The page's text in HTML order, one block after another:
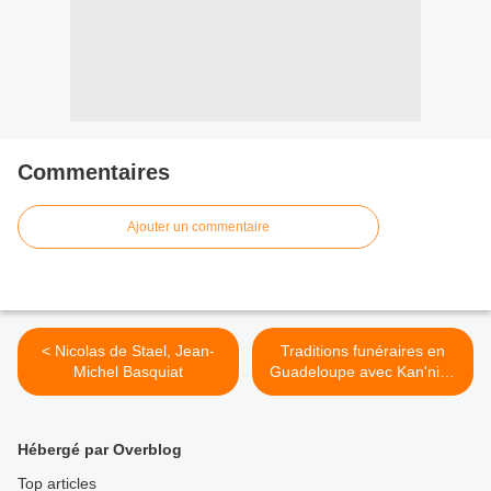
Commentaires
Ajouter un commentaire
< Nicolas de Stael, Jean-
Michel Basquiat
Traditions funéraires en
Guadeloupe avec Kan'nida
à Paris >
Hébergé par Overblog
Top articles